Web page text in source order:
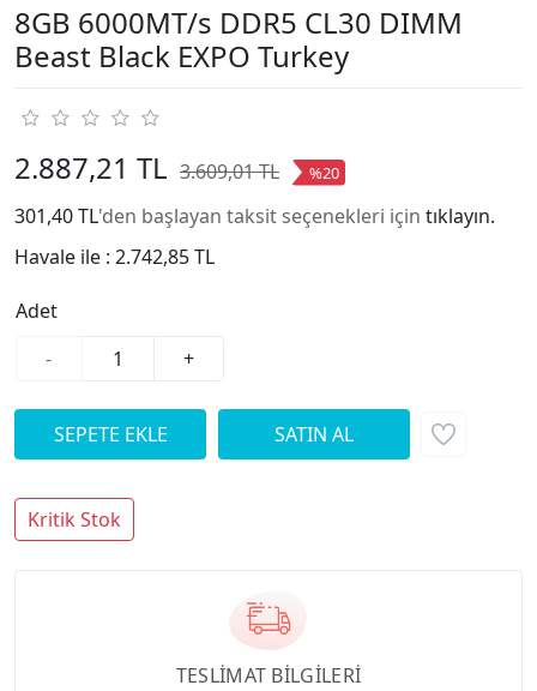
8GB 6000MT/s DDR5 CL30 DIMM
Beast Black EXPO Turkey
2.887,21 TL 3.609,01 TL %20
301,40 TL'den başlayan taksit seçenekleri için tıklayın.
Havale ile : 2.742,85 TL
Adet
-
+
Kritik Stok
TESLİMAT BİLGİLERİ